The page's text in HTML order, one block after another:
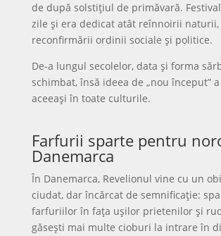
de după solstițiul de primăvară.
zile și era dedicat atât reînnoirii naturii,
reconfirmării ordinii sociale și politice.
De-a lungul secolelor, data și forma
schimbat, însă ideea de „nou început”
aceeași în toate culturile.
Farfurii sparte pentru
Danemarca
În Danemarca, Revelionul vine cu un
ciudat, dar încărcat de semnificație:
farfuriilor în fața ușilor prietenilor și
găsești mai multe cioburi la intrare în